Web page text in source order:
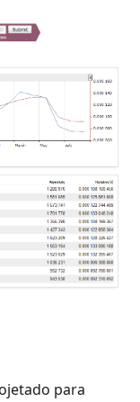
para